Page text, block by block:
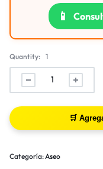
📱
Quantity: 1
Categoría:Aseo